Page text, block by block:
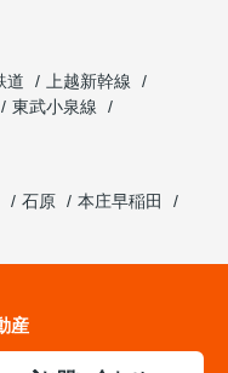
道
上越新幹線
東武小泉線
石原
本庄早稲田
産